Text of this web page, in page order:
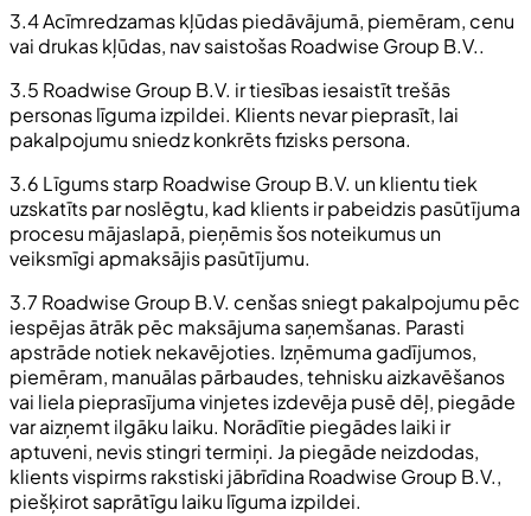
3.4 Acīmredzamas kļūdas piedāvājumā, piemēram, cenu
vai drukas kļūdas, nav saistošas Roadwise Group B.V..
3.5 Roadwise Group B.V. ir tiesības iesaistīt trešās
personas līguma izpildei. Klients nevar pieprasīt, lai
pakalpojumu sniedz konkrēts fizisks persona.
3.6 Līgums starp Roadwise Group B.V. un klientu tiek
uzskatīts par noslēgtu, kad klients ir pabeidzis pasūtījuma
procesu mājaslapā, pieņēmis šos noteikumus un
veiksmīgi apmaksājis pasūtījumu.
3.7 Roadwise Group B.V. cenšas sniegt pakalpojumu pēc
iespējas ātrāk pēc maksājuma saņemšanas. Parasti
apstrāde notiek nekavējoties. Izņēmuma gadījumos,
piemēram, manuālas pārbaudes, tehnisku aizkavēšanos
vai liela pieprasījuma vinjetes izdevēja pusē dēļ, piegāde
var aizņemt ilgāku laiku. Norādītie piegādes laiki ir
aptuveni, nevis stingri termiņi. Ja piegāde neizdodas,
klients vispirms rakstiski jābrīdina Roadwise Group B.V.,
piešķirot saprātīgu laiku līguma izpildei.